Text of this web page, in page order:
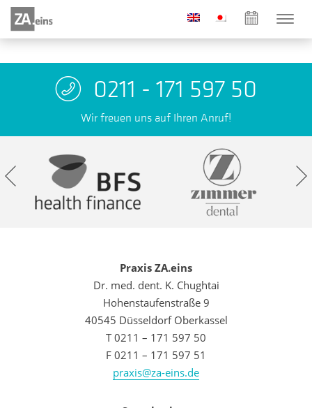
0211 - 171 597 50
Wir freuen uns auf Ihren Anruf!
Praxis ZA.eins
Dr. med. dent. K. Chughtai
Hohenstaufenstraße 9
40545 Düsseldorf Oberkassel
T 0211 – 171 597 50
F 0211 – 171 597 51
praxis@za-eins.de